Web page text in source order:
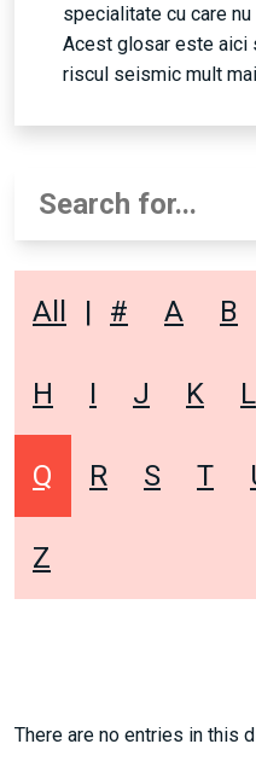
specialitate cu care
Acest glosar este aici
riscul seismic mult
All | # A B
H I J K L
Q R S T
Z
There are no entries in this